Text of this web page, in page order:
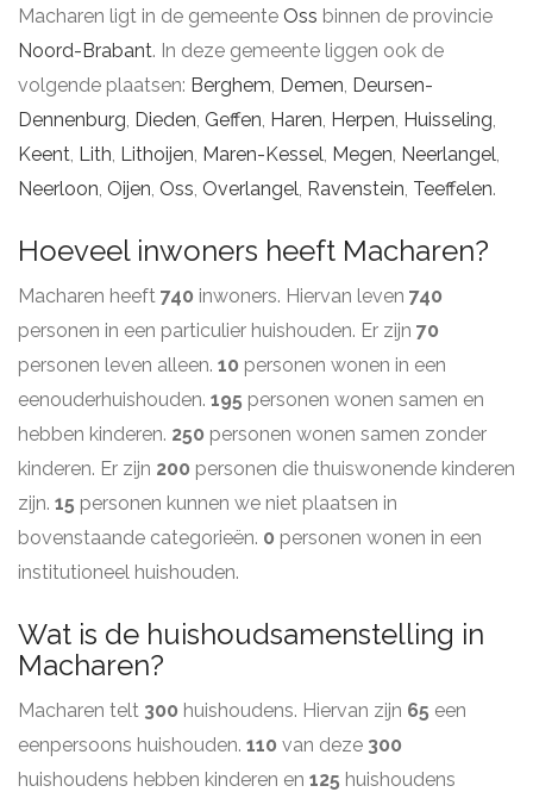
Macharen ligt in de gemeente Oss binnen de provincie
Noord-Brabant. In deze gemeente liggen ook de
volgende plaatsen: Berghem, Demen, Deursen-
Dennenburg, Dieden, Geffen, Haren, Herpen, Huisseling,
Keent, Lith, Lithoijen, Maren-Kessel, Megen, Neerlangel,
Neerloon, Oijen, Oss, Overlangel, Ravenstein, Teeffelen.
Hoeveel inwoners heeft Macharen?
Macharen heeft 740 inwoners. Hiervan leven 740
personen in een particulier huishouden. Er zijn 70
personen leven alleen. 10 personen wonen in een
eenouderhuishouden. 195 personen wonen samen en
hebben kinderen. 250 personen wonen samen zonder
kinderen. Er zijn 200 personen die thuiswonende kinderen
zijn. 15 personen kunnen we niet plaatsen in
bovenstaande categorieën. 0 personen wonen in een
institutioneel huishouden.
Wat is de huishoudsamenstelling in
Macharen?
Macharen telt 300 huishoudens. Hiervan zijn 65 een
eenpersoons huishouden. 110 van deze 300
huishoudens hebben kinderen en 125 huishoudens